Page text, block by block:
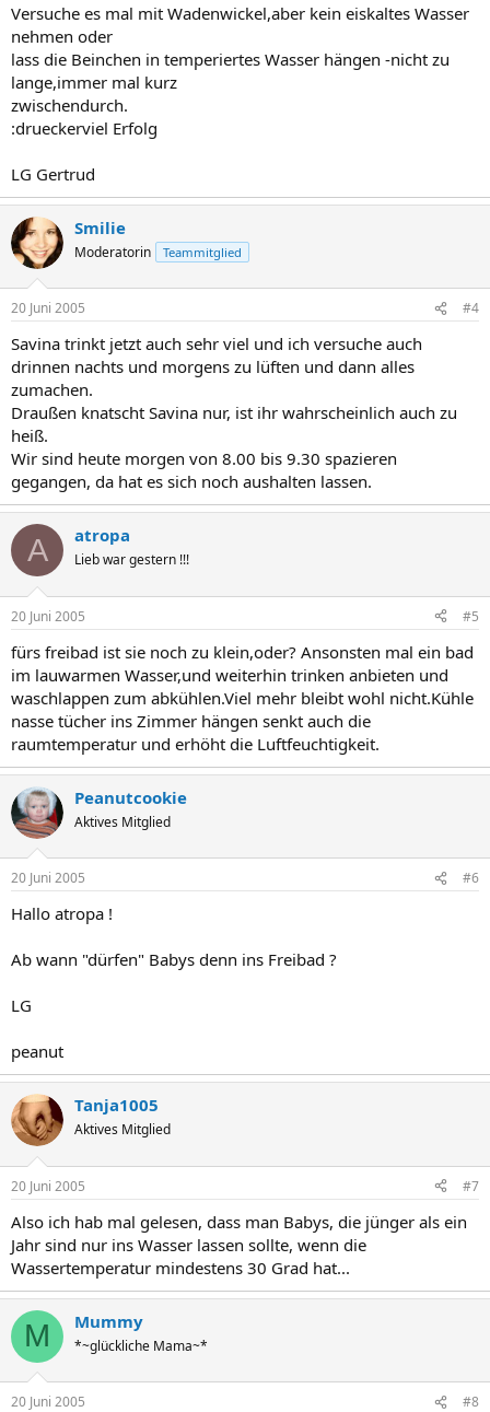
Versuche es mal mit Wadenwickel,aber kein eiskaltes Wasser
nehmen oder
lass die Beinchen in temperiertes Wasser hängen -nicht zu
lange,immer mal kurz
zwischendurch.
:drueckerviel Erfolg
LG Gertrud
Smilie
Moderatorin Teammitglied
20 Juni 2005 #4
Savina trinkt jetzt auch sehr viel und ich versuche auch
drinnen nachts und morgens zu lüften und dann alles
zumachen.
Draußen knatscht Savina nur, ist ihr wahrscheinlich auch zu
heiß.
Wir sind heute morgen von 8.00 bis 9.30 spazieren
gegangen, da hat es sich noch aushalten lassen.
A atropa
Lieb war gestern !!!
20 Juni 2005 #5
fürs freibad ist sie noch zu klein,oder? Ansonsten mal ein bad
im lauwarmen Wasser,und weiterhin trinken anbieten und
waschlappen zum abkühlen.Viel mehr bleibt wohl nicht.Kühle
nasse tücher ins Zimmer hängen senkt auch die
raumtemperatur und erhöht die Luftfeuchtigkeit.
Peanutcookie
Aktives Mitglied
20 Juni 2005 #6
Hallo atropa !
Ab wann "dürfen" Babys denn ins Freibad ?
LG
peanut
Tanja1005
Aktives Mitglied
20 Juni 2005 #7
Also ich hab mal gelesen, dass man Babys, die jünger als ein
Jahr sind nur ins Wasser lassen sollte, wenn die
Wassertemperatur mindestens 30 Grad hat...
M Mummy
*~glückliche Mama~*
20 Juni 2005 #8